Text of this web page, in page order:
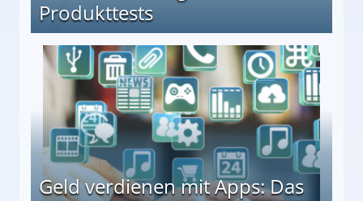
Produkttests
↻ Täglich neue Produkttests
Geld verdienen mit Apps: Das